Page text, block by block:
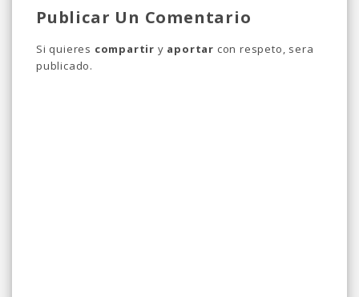
Publicar Un Comentario
Si quieres compartir y aportar con respeto, sera
publicado.